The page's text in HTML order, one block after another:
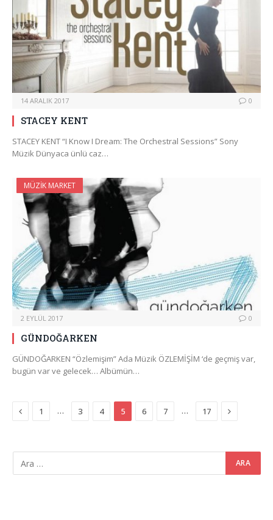
14 ARALIK 2017 0
STACEY KENT
STACEY KENT “I Know I Dream: The Orchestral Sessions” Sony
Müzik Dünyaca ünlü caz…
MÜZIK MARKET
2 EYLÜL 2017 0
GÜNDOĞARKEN
GÜNDOĞARKEN “Özlemişim” Ada Müzik ÖZLEMİŞİM ‘de geçmiş var,
bugün var ve gelecek… Albümün…
Previous
1 … 3 4 5 6 7 … 17 Next